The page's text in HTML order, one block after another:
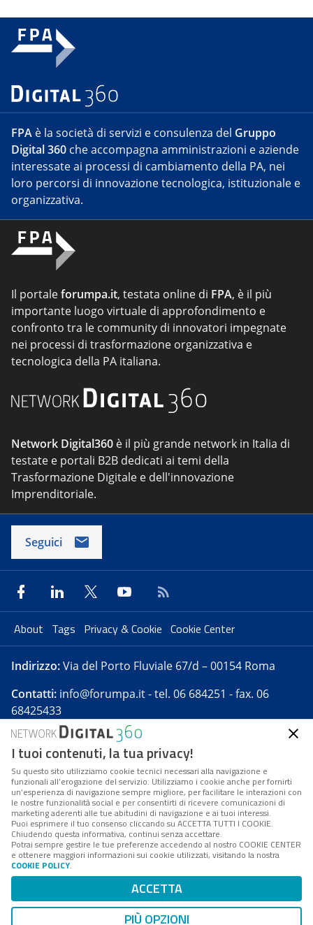
FPA è la società di servizi e consulenza del Gruppo
Digital 360 che accompagna amministrazioni e aziende
interessate ai processi di cambiamento della PA, nei
loro percorsi di innovazione tecnologica, istituzionale e
organizzativa.
Il portaleforumpa.it, testata online di FPA, è il più
importante luogo virtuale di approfondimento e
confronto tra le community di innovatori impegnate
nei processi di trasformazione organizzativa e
tecnologica della PA italiana.
Network Digital360 è il più grande network in Italia di
testate e portali B2B dedicati ai temi della
Trasformazione Digitale e dell'innovazione
Imprenditoriale.
Seguici
About Tags Privacy & Cookie Cookie Center
Indirizzo:Via del Porto Fluviale 67/d – 00154 Roma
Contatti: info@forumpa.it- tel. 06 684251 - fax. 06
68425433
Forumpa.itè una pubblicazione telematica iscritta
presso Registro della stampa del Tribunale di Roma -
Reg. n. 182 del 2 maggio 2008 - Direttore resp. Michela
Stentella
FPA s.r.l. è società soggetta a Direzione e
Coordinamento da parte di Digital360 S.p.A. - FPA s.r.l.
è un'azienda certificata per il sistema di management
Codice Fiscale/Partita IVA n. 10693191008 - R.E.A. Roma
n. 1249791. ISP AWS
Mappa del sito
I tuoi contenuti, la tua privacy!
Su questo sito utilizziamo cookie tecnici necessari alla navigazione e
funzionali all’erogazione del servizio. Utilizziamo i cookie anche per fornirti
un’esperienza di navigazione sempre migliore, per facilitare le interazioni con
le nostre funzionalità social e per consentirti di ricevere comunicazioni di
marketing aderenti alle tue abitudini di navigazione e ai tuoi interessi.
Puoi esprimere il tuo consenso cliccando su ACCETTA TUTTI I COOKIE.
Chiudendo questa informativa, continui senza accettare.
Potrai sempre gestire le tue preferenze accedendo al nostro COOKIE CENTER
e ottenere maggiori informazioni sui cookie utilizzati, visitando la nostra
COOKIE POLICY.
ACCETTA
PIÙ OPZIONI